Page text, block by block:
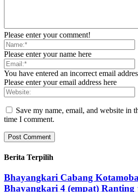
Please enter your comment!
Please enter your name here
You have entered an incorrect email
Please enter your email address here
Save my name, email, and website in
time I comment.
Berita Terpilih
Bhayangkari Cabang
Bhayangkari 4 (empat)